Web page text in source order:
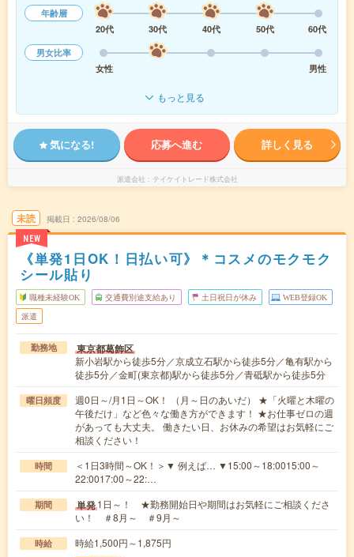
年齢層
20代
30代 40代 50代
60代
男女比率
女性
男性
もっと見る
気になる! 応募へ進む 詳しく見る
派遣会社 テイケイトレード株式会社
未読
NEW
掲載日 2026/08/06
《単発1日OK！日払い可》＊コスメのモクモク
シール貼り
職種未経験OK 交通費別途支給あり 土日祝日が休み WEB登録OK
派遣
勤務地 東京都葛飾区
新小岩駅から徒歩5分／京成立石駅から徒歩5分／亀有駅から
徒歩5分／金町(東京都)駅から徒歩5分／青砥駅から徒歩5分
曜日頻度
週0日～/月1日～OK！ （月～日のあいだ） ★「火曜と木曜の
午後だけ」など色々な働き方ができます！ ★お仕事ゼロの週
があっても大丈夫。 働きたい日、お休みの希望はお気軽にご
相談ください！
時間
＜1日3時間～OK！＞▼ 例えば… ▼15:00～18:0015:00～
22:0017:00～22:…
期間 単発1日～！ ★勤務開始日や期間はお気軽にご相談くださ
い！ ＃8月～ ＃9月～
時給 時給1,500円～1,875円